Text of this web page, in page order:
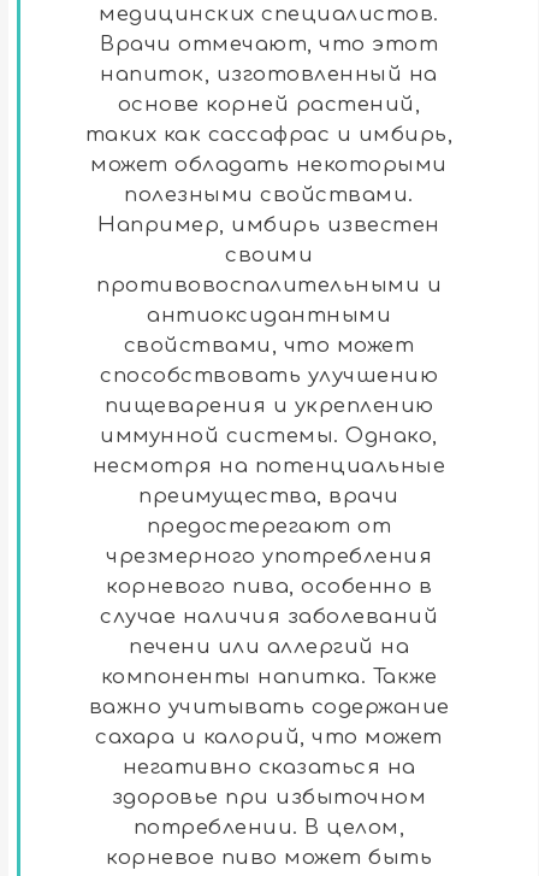
медицинских специалистов.
Врачи отмечают, что этот
напиток, изготовленный на
основе корней растений,
таких как сассафрас и имбирь,
может обладать некоторыми
полезными свойствами.
Например, имбирь известен
своими
противовоспалительными и
антиоксидантными
свойствами, что может
способствовать улучшению
пищеварения и укреплению
иммунной системы. Однако,
несмотря на потенциальные
преимущества, врачи
предостерегают от
чрезмерного употребления
корневого пива, особенно в
случае наличия заболеваний
печени или аллергий на
компоненты напитка. Также
важно учитывать содержание
сахара и калорий, что может
негативно сказаться на
здоровье при избыточном
потреблении. В целом,
корневое пиво может быть